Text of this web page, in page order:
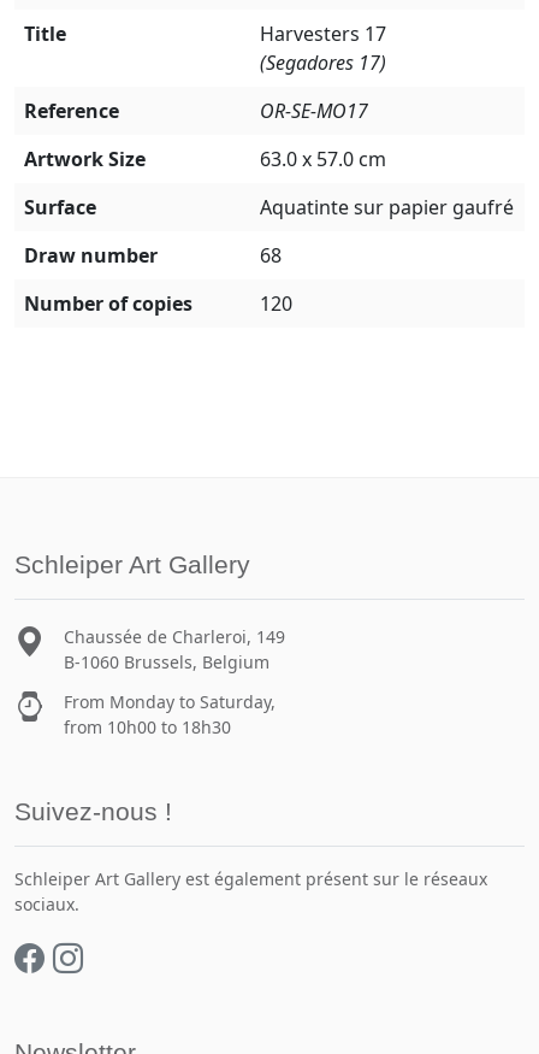
Title
Harvesters 17
(Segadores 17)
Reference
OR-SE-MO17
Artwork Size
63.0 x 57.0 cm
Surface
Aquatinte sur papier gaufré
Draw number
68
Number of copies
120
Schleiper Art Gallery
Chaussée de Charleroi, 149
B-1060 Brussels, Belgium
From Monday to Saturday,
from 10h00 to 18h30
Suivez-nous !
Schleiper Art Gallery est également présent sur le réseaux
sociaux.